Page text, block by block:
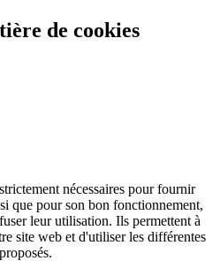
de cookies
nécessaires pour fournir
que pour son bon fonctionnement,
leur utilisation. Ils permettent à
site web et d'utiliser les différentes